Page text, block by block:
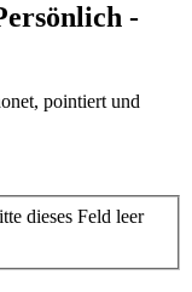
-
pointiert und
dieses Feld leer